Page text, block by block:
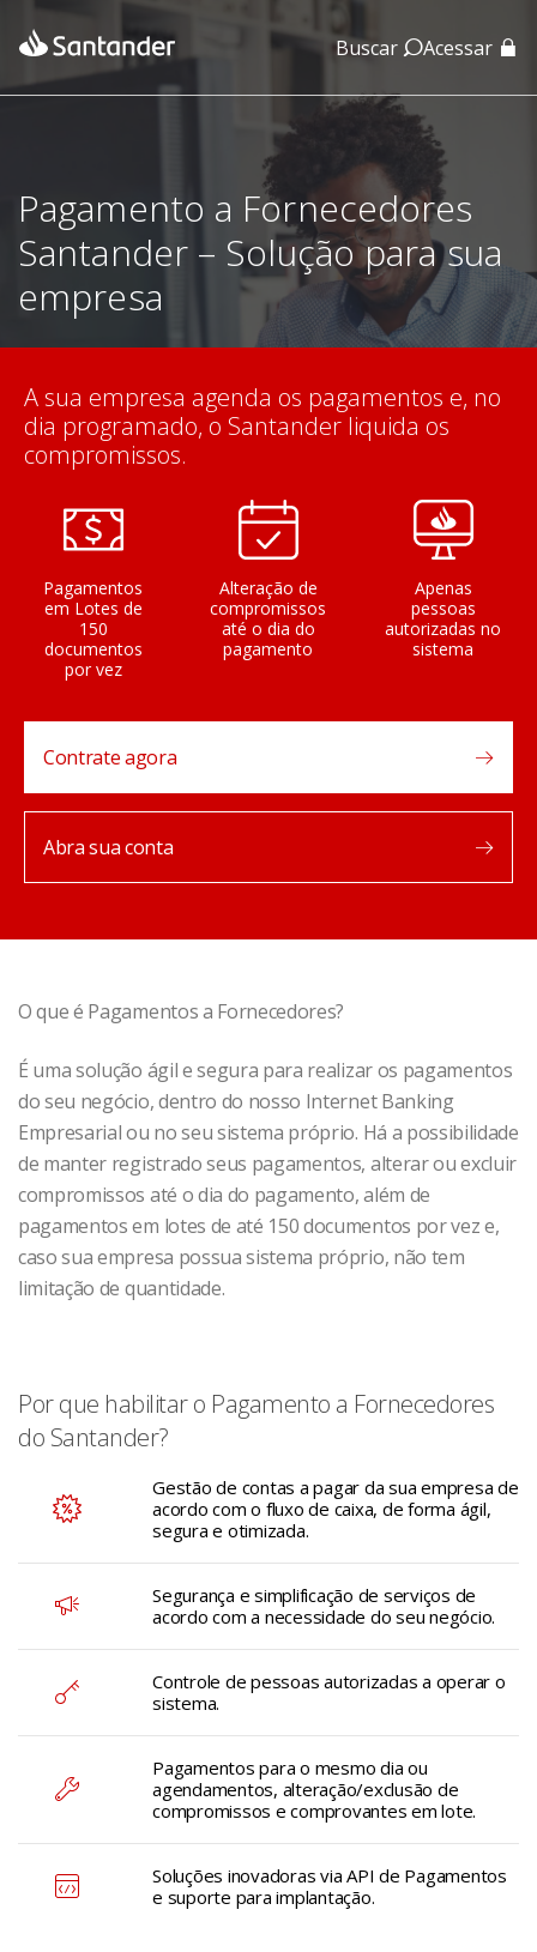
App Santander
App Santander Empresas
Buscar Acessar
Pagamento a Fornecedores
Santander – Solução para sua
empresa
A sua empresa agenda os pagamentos e, no
dia programado, o Santander liquida os
compromissos.
Pagamentos
em Lotes de
150
documentos
por vez
Alteração de
compromissos
até o dia do
pagamento
Apenas
pessoas
autorizadas no
sistema
Abra sua conta
Contrate agora
O que é Pagamentos a Fornecedores?
É uma solução ágil e segura para realizar os pagamentos
do seu negócio, dentro do nosso Internet Banking
Empresarial ou no seu sistema próprio. Há a possibilidade
de manter registrado seus pagamentos, alterar ou excluir
compromissos até o dia do pagamento, além de
pagamentos em lotes de até 150 documentos por vez e,
caso sua empresa possua sistema próprio, não tem
limitação de quantidade.
Por que habilitar o Pagamento a Fornecedores
do Santander?
Gestão de contas a pagar da sua empresa de
acordo com o fluxo de caixa, de forma ágil,
segura e otimizada.
Segurança e simplificação de serviços de
acordo com a necessidade do seu negócio.
Controle de pessoas autorizadas a operar o
sistema.
Pagamentos para o mesmo dia ou
agendamentos, alteração/exclusão de
compromissos e comprovantes em lote.
Soluções inovadoras via API de Pagamentos
e suporte para implantação.